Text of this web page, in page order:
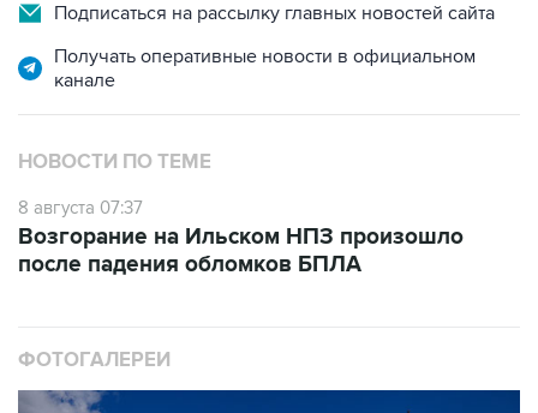
Подписаться на рассылку главных новостей сайта
Получать оперативные новости в официальном
канале
НОВОСТИ ПО ТЕМЕ
8 августа 07:37
Возгорание на Ильском НПЗ произошло
после падения обломков БПЛА
ФОТОГАЛЕРЕИ